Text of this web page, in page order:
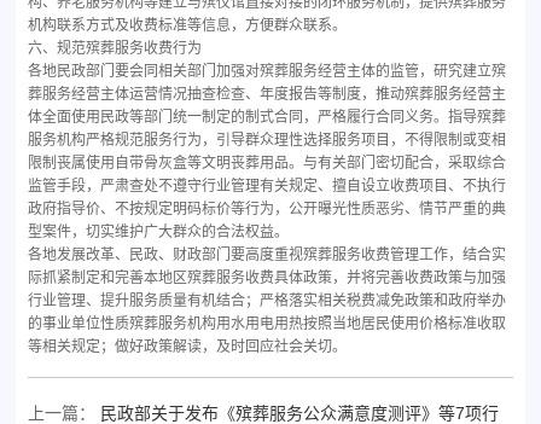
机构联系方式及收费标准等信息，方便群众联系。
六、规范殡葬服务收费行为
各地民政部门要会同相关部门加强对殡葬服务经营主体的监管，研究建立殡
葬服务经营主体运营情况抽查检查、年度报告等制度，推动殡葬服务经营主
体全面使用民政等部门统一制定的制式合同，严格履行合同义务。指导殡葬
服务机构严格规范服务行为，引导群众理性选择服务项目，不得限制或变相
限制丧属使用自带骨灰盒等文明丧葬用品。与有关部门密切配合，采取综合
监管手段，严肃查处不遵守行业管理有关规定、擅自设立收费项目、不执行
政府指导价、不按规定明码标价等行为，公开曝光性质恶劣、情节严重的典
型案件，切实维护广大群众的合法权益。
各地发展改革、民政、财政部门要高度重视殡葬服务收费管理工作，结合实
际抓紧制定和完善本地区殡葬服务收费具体政策，并将完善收费政策与加强
行业管理、提升服务质量有机结合；严格落实相关税费减免政策和政府举办
的事业单位性质殡葬服务机构用水用电用热按照当地居民使用价格标准收取
等相关规定；做好政策解读，及时回应社会关切。
上一篇： 民政部关于发布《殡葬服务公众满意度测评》等7项行